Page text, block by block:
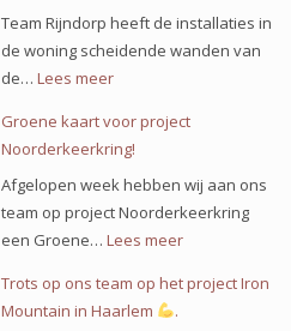
Team Rijndorp heeft de installaties in
de woning scheidende wanden van
de… Lees meer:
Mooie
bij
Nieuw
Vennep!
Groene kaart voor project
Noorderkeerkring!
Afgelopen week hebben wij aan ons
team op project Noorderkeerkring
een Groene… Lees meer:
kaart
Trots op ons team op het project Iron
Mountain in Haarlem
.